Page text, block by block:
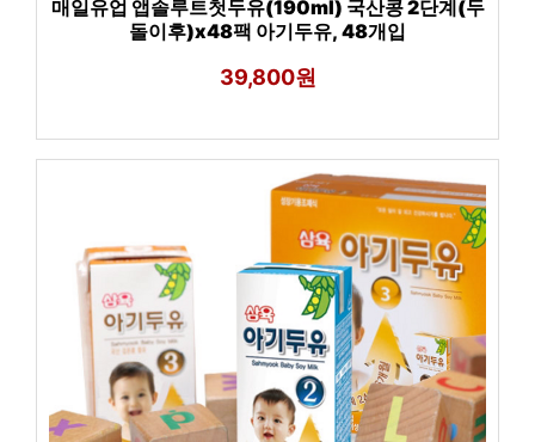
매일유업 앱솔루트첫두유(190ml) 국산콩 2단계(두
돌이후)x48팩 아기두유, 48개입
39,800원